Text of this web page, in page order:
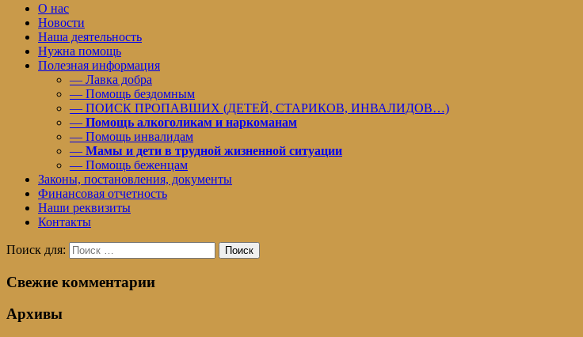
О нас
Новости
Наша деятельность
Нужна помощь
Полезная информация
— Лавка добра
— Помощь бездомным
— ПОИСК ПРОПАВШИХ (ДЕТЕЙ, СТАРИКОВ, ИНВАЛИДОВ…)
— Помощь алкоголикам и наркоманам
— Помощь инвалидам
— Мамы и дети в трудной жизненной ситуации
— Помощь беженцам
Законы, постановления, документы
Финансовая отчетность
Наши реквизиты
Контакты
Поиск для: Поиск
Свежие комментарии
Архивы